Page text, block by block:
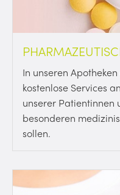
In unseren
kostenlose Services
unserer Patientinnen
besonderen
sollen.